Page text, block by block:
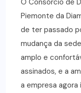
O Consórcio de
Piemonte da
de ter passado
mudança da
amplo e
assinados, e a
a empresa